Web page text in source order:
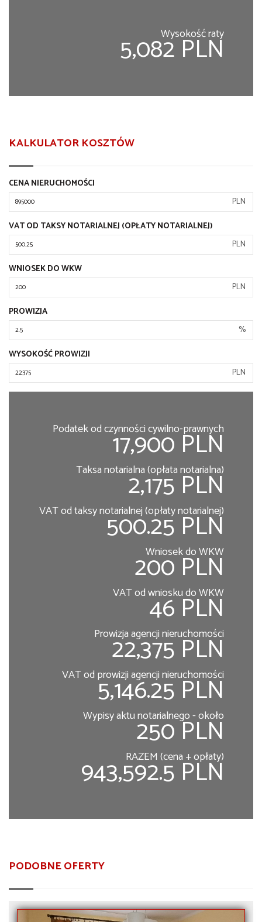
Wysokość raty
5,082 PLN
KALKULATOR KOSZTÓW
CENA NIERUCHOMOŚCI
PLN
VAT OD TAKSY NOTARIALNEJ (OPŁATY NOTARIALNEJ)
PLN
WNIOSEK DO WKW
PLN
PROWIZJA
%
WYSOKOŚĆ PROWIZJI
PLN
Podatek od czynności cywilno-prawnych
17,900 PLN
Taksa notarialna (opłata notarialna)
2,175 PLN
VAT od taksy notarialnej (opłaty notarialnej)
500.25 PLN
Wniosek do WKW
200 PLN
VAT od wniosku do WKW
46 PLN
Prowizja agencji nieruchomości
22,375 PLN
VAT od prowizji agencji nieruchomości
5,146.25 PLN
Wypisy aktu notarialnego - około
250 PLN
RAZEM (cena + opłaty)
943,592.5 PLN
PODOBNE OFERTY